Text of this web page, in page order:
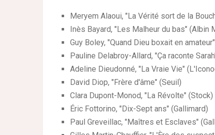
Meryem Alaoui, "La Vérité sort de la
Inès Bayard, "Les Malheur du bas" (Albin
Guy Boley, "Quand Dieu boxait en
Pauline Delabroy-Allard, "Ça raconte
Adeline Dieudonné, "La Vraie Vie"
David Diop, "Frère d'âme" (Seuil)
Clara Dupont-Monod, "La Révolte" (Stock)
Éric Fottorino, "Dix-Sept ans" (Gallimard)
Paul Greveillac, "Maîtres et Esclaves"